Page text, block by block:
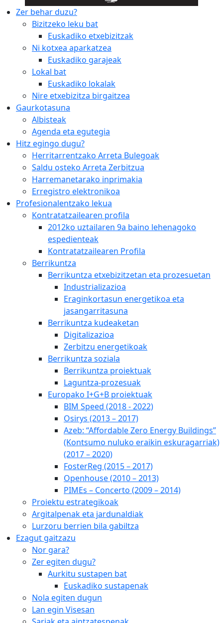
Zer behar duzu?
Bizitzeko leku bat
Euskadiko etxebizitzak
Ni kotxea aparkatzea
Euskadiko garajeak
Lokal bat
Euskadiko lokalak
Nire etxebizitza birgaitzea
Gaurkotasuna
Albisteak
Agenda eta egutegia
Hitz egingo dugu?
Herritarrentzako Arreta Bulegoak
Saldu osteko Arreta Zerbitzua
Harremanetarako inprimakia
Erregistro elektronikoa
Profesionalentzako lekua
Kontratatzailearen profila
2012ko uztailaren 9a baino lehenagoko
espedienteak
Kontratatzailearen Profila
Berrikuntza
Berrikuntza etxebizitzetan eta prozesuetan
Industrializazioa
Eraginkortasun energetikoa eta
jasangarritasuna
Berrikuntza kudeaketan
Digitalizazioa
Zerbitzu energetikoak
Berrikuntza soziala
Berrikuntza proiektuak
Laguntza-prozesuak
Europako I+G+B proiektuak
BIM Speed (2018 - 2022)
Osirys (2013 – 2017)
Azeb: “Affordable Zero Energy Buildings”
(Kontsumo nuluko eraikin eskuragarriak)
(2017 – 2020)
FosterReg (2015 – 2017)
Openhouse (2010 – 2013)
PIMEs – Concerto (2009 – 2014)
Proiektu estrategikoak
Argitalpenak eta jardunaldiak
Lurzoru berrien bila gabiltza
Ezagut gaitzazu
Nor gara?
Zer egiten dugu?
Aurkitu sustapen bat
Euskadiko sustapenak
Nola egiten dugun
Lan egin Visesan